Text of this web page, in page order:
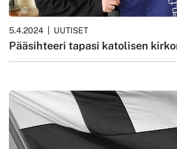
5.4.2024 UUTISET
Pääsihteeri tapasi katolisen